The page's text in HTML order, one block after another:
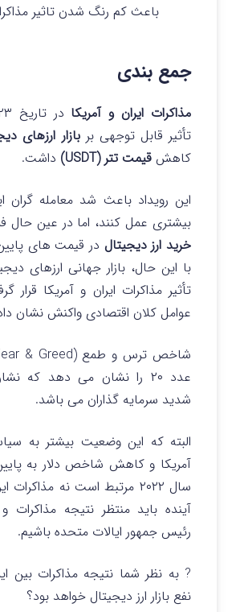
باعث کم رنگ شدن تاثیر
جمع بندی
مذاکرات ایران و آمریکا
تأثیر قابل توجهی بربازار ارزهای
کاهش قیمت تتر (USDT) داشت.
این رویداد باعث شد معامله‌ گران
بیشتری عمل کنند، اما در عین حال
خرید ارز دیجیتال در قیمت‌ های
با این حال، بازار جهانی ارزهای
تأثیر مذاکرات ایران و آمریکا قرار
عوامل کلان اقتصادی واکنش نشان
عدد ۲۰ را نشان می دهد که
شدید سرمایه‌ گذاران می باشد.
البته که این وضعیت بیشتر به
آمریکا و کاهش شاخص دلار به
سال ۲۰۲۲ مرتبط است نه مذاکرات ایران و آمریکا.
آینده باید منتظر نتیجه
رئیس جمهور ایالات متحده باشیم.
? به نظر شما نتیجه مذاکرات بین
نفع بازار ارز دیجیتال خواهد بود؟